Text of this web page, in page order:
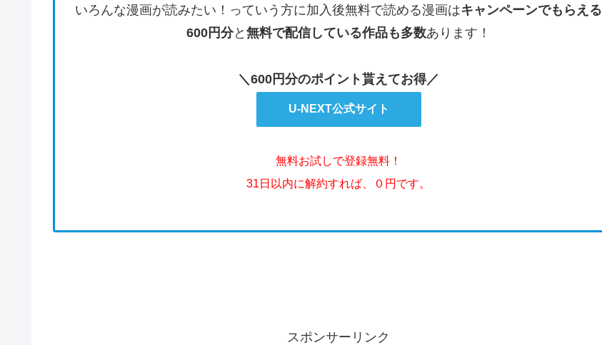
いろんな漫画が読みたい！っていう方に加入後無料で読める漫画はキャンペーンでもらえる
600円分と 無料で配信している作品も多数あります！
＼600円分のポイント貰えてお得／
U-NEXT公式サイト
無料お試しで登録無料！
31日以内に解約すれば、０円です。
スポンサーリンク